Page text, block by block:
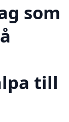
som
till